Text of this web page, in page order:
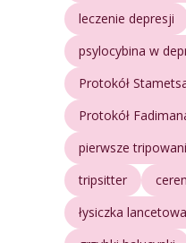
leczenie depresji
psylocybina w
Protokół
Protokół
pierwsze
tripsitter
łysiczka